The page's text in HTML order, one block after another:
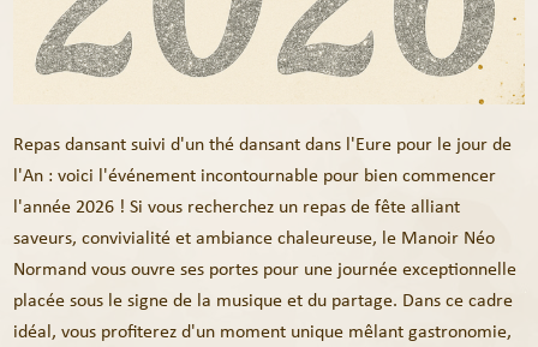
Repas dansant suivi d'un thé dansant dans l'Eure pour le jour de
l'An : voici l'événement incontournable pour bien commencer
l'année 2026 ! Si vous recherchez un repas de fête alliant
saveurs, convivialité et ambiance chaleureuse, le Manoir Néo
Normand vous ouvre ses portes pour une journée exceptionnelle
placée sous le signe de la musique et du partage. Dans ce cadre
idéal, vous profiterez d'un moment unique mêlant gastronomie,